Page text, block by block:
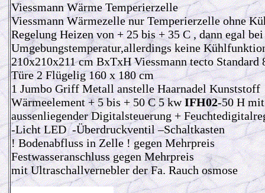
Viessmann Wärme Temperierzelle
Viessmann Wärmezelle nur Temperierzelle ohne
Regelung Heizen von + 25 bis + 35 C , dann egal
Umgebungstemperatur,allerdings keine
210x210x211 cm BxTxH Viessmann tecto Standard
Türe 2 Flügelig 160 x 180 cm
1 Jumbo Griff Metall anstelle Haarnadel Kunststoff
Wärmeelement + 5 bis + 50 C 5 kwIFH02-50 H mit
aussenliegender Digitalsteuerung +
-Licht LED -Überdruckventil –Schaltkasten
! Bodenabfluss in Zelle ! gegen Mehrpreis
Festwasseranschluss gegen Mehrpreis
mit Ultraschallvernebler der Fa. Rauch osmose